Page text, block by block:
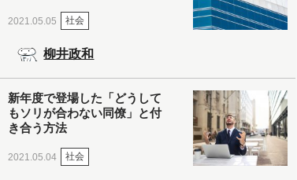
2021.05.05 社会
柳井政和
新年度で登場した「どうして
もソリが合わない同僚」と付
き合う方法
2021.05.04 社会